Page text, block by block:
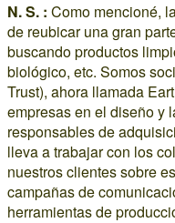
N. S. : Como mencioné,
de reubicar una gran
buscando productos
biológico, etc. Somos
Trust), ahora llamada
empresas en el diseño y
responsables de
lleva a trabajar con los
nuestros clientes sobre
campañas de
herramientas de